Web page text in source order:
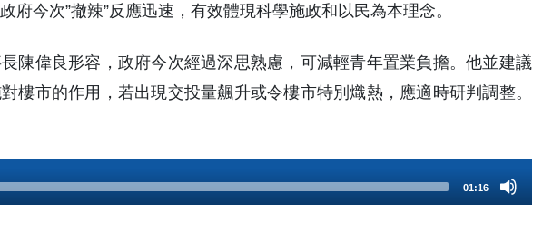
府今次”撤辣”反應迅速，有效體現科學施政和以民為本理念。
陳偉良形容，政府今次經過深思熟慮，可減輕青年置業負擔。他並建議
樓市的作用，若出現交投量飆升或令樓市特別熾熱，應適時研判調整。
01:16